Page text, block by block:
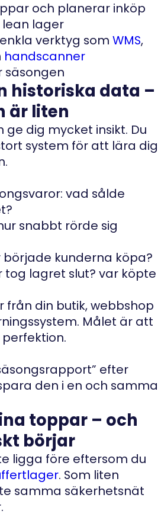
och planerar inköp
lean lager
verktyg som WMS,
handscanner
säsongen
historiska data –
är liten
ge dig mycket insikt. Du
system för att lära dig
vad sålde
snabbt rörde sig
kunderna köpa?
tog lagret slut? var köpte
din butik, webbshop
Målet är att
efter
den i en och samma
toppar – och
börjar
ligga före eftersom du
. Som liten
samma säkerhetsnät